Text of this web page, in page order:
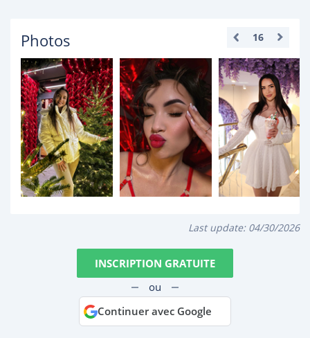
Photos 16
Last update: 04/30/2026
INSCRIPTION GRATUITE
ou
Continuer avec Google